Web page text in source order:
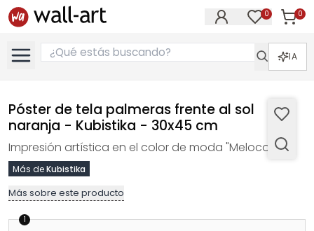
0 0
IA
Póster de tela palmeras frente al sol
naranja - Kubistika - 30x45 cm
Impresión artística en el color de moda "Melocotón".
Más deKubistika
Más sobre este producto
1